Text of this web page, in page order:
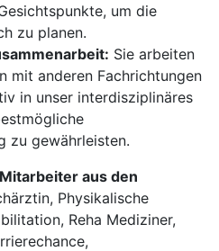
um die
zu planen.
Sie arbeiten
mit anderen Fachrichtungen
in unser interdisziplinäres
zu gewährleisten.
aus den
Physikalische
Reha Mediziner,